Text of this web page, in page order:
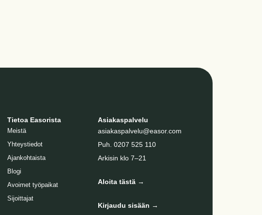
Tietoa Easorista
Meistä
Yhteystiedot
Ajankohtaista
Blogi
Avoimet työpaikat
Sijoittajat
Asiakaspalvelu
asiakaspalvelu@easor.com
Puh .0207 525 110
Arkisin klo 7–21
Aloita tästä →
Kirjaudu sisään →